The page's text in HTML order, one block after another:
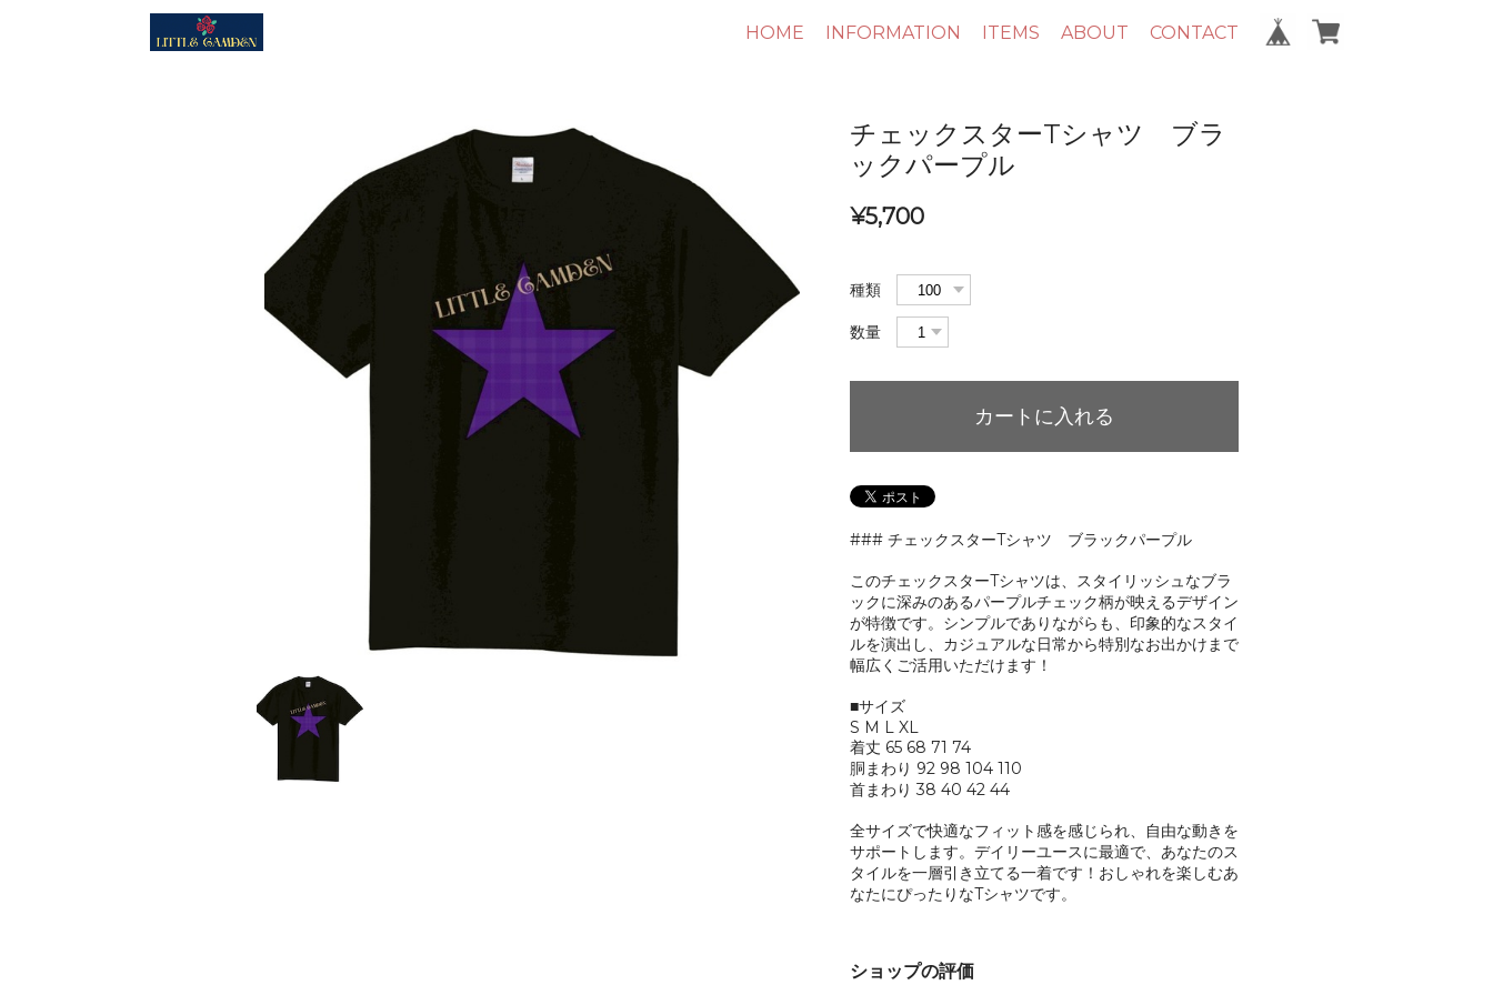
HOME INFORMATION ITEMS ABOUT CONTACT
チェックスターTシャツ ブラ
ックパープル
¥5,700
種類
数量
カートに入れる
### チェックスターTシャツ ブラックパープル
このチェックスターTシャツは、スタイリッシュなブラ
ックに深みのあるパープルチェック柄が映えるデザイン
が特徴です。シンプルでありながらも、印象的なスタイ
ルを演出し、カジュアルな日常から特別なお出かけまで
幅広くご活用いただけます！
■サイズ
S M L XL
着丈 65 68 71 74
胴まわり 92 98 104 110
首まわり 38 40 42 44
全サイズで快適なフィット感を感じられ、自由な動きを
サポートします。デイリーユースに最適で、あなたのス
タイルを一層引き立てる一着です！おしゃれを楽しむあ
なたにぴったりなTシャツです。
ショップの評価